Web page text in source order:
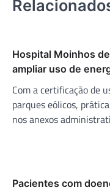
Hospital Moinhos
ampliar uso de
Com a certificação de
parques eólicos,
nos anexos
Pacientes com